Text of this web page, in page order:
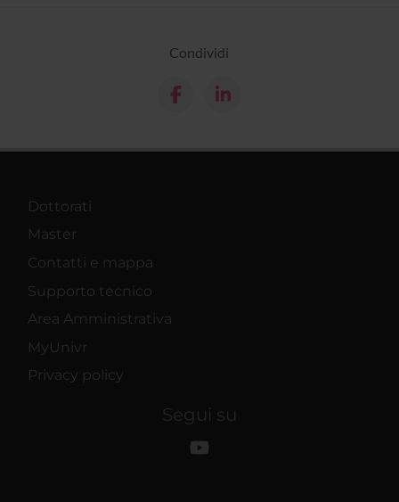
Condividi
Dottorati
Master
Contatti e mappa
Supporto tecnico
Area Amministrativa
MyUnivr
Privacy policy
Segui su